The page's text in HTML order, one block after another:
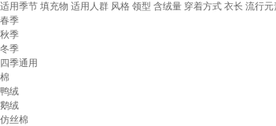
适用季节 填充物 适用人群 风格 领型 含绒量 穿着方式 衣长 流行元
春季
秋季
冬季
四季通用
棉
鸭绒
鹅绒
仿丝棉